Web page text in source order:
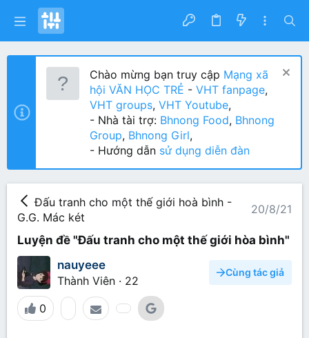
Chào mừng bạn truy cập Mạng xã
hội VĂN HỌC TRẺ - VHT fanpage,
VHT groups, VHT Youtube,
- Nhà tài trợ: Bhnong Food, Bhnong
Group, Bhnong Girl,
- Hướng dẫn sử dụng diễn đàn
Đấu tranh cho một thế giới hoà bình -
G.G. Mác két
20/8/21
Luyện đề "Đấu tranh cho một thế giới hòa bình"
nauyeee
Thành Viên · 22
Cùng tác giả
0